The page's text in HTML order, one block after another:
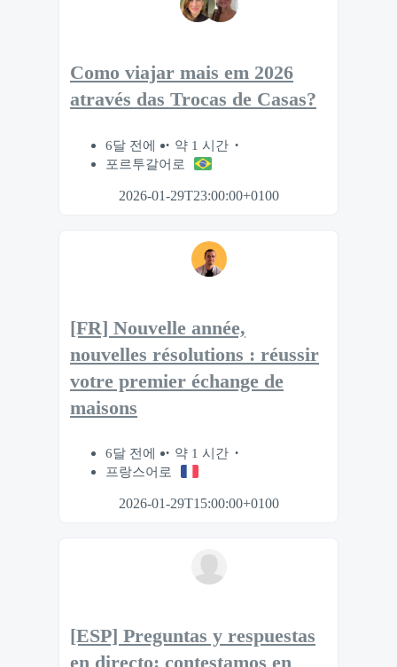
Como viajar mais em 2026
através das Trocas de Casas?
6달 전에
약 1 시간
포르투갈어로
2026-01-29T23:00:00+0100
[FR] Nouvelle année,
nouvelles résolutions : réussir
votre premier échange de
maisons
6달 전에
약 1 시간
프랑스어로
2026-01-29T15:00:00+0100
[ESP] Preguntas y respuestas